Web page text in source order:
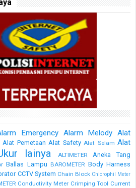
Emergency Alarm Melody Alat
Alat Pemetaan Alat Safety Alat Selam Alat
lainya ALTIMETER
Aneka Tang
Ballas Lampu BAROMETER Body Harness
CCTV System Chain Block Chlorophil Meter
Conductivity Meter Crimping Tool Current